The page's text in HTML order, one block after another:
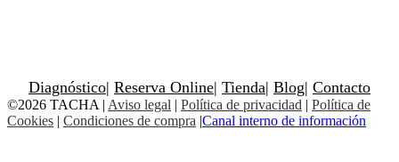
Diagnóstico| Reserva Online| Tienda| Blog| Contacto
©2026 TACHA | Aviso legal | Política de privacidad | Política de
Cookies | Condiciones de compra |Canal interno de información